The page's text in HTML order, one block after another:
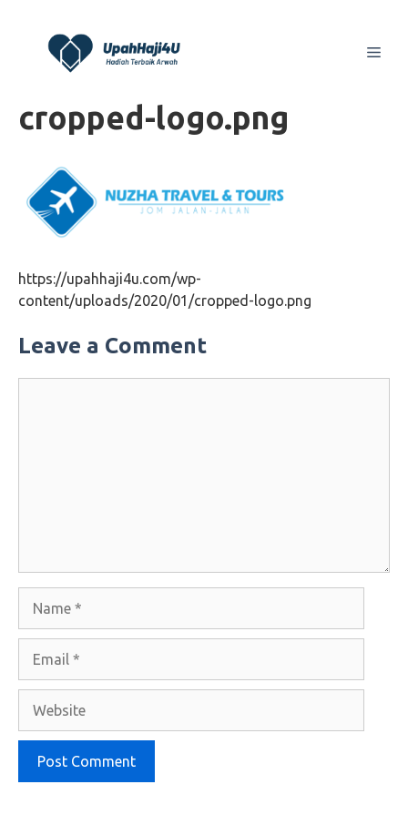
content
cropped-logo.png
https://upahhaji4u.com/wp-
content/uploads/2020/01/cropped-logo.png
Leave a Comment